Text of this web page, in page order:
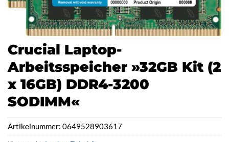
Crucial Laptop-
Arbeitsspeicher »32GB Kit (2
x 16GB) DDR4-3200
SODIMM«
Artikelnummer: 0649528903617